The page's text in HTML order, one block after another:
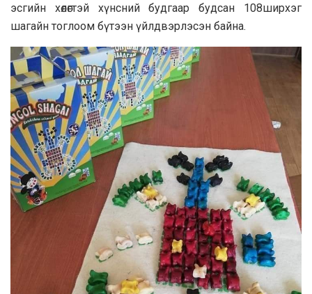
эсгийн хөлөгтэй хүнсний будгаар будсан 108ширхэг
шагайн тоглоом бүтээн үйлдвэрлэсэн байна.